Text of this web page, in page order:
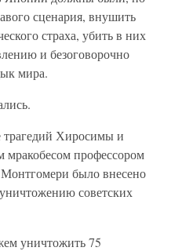
сценария, внушить
страха, убить в них
и безоговорочно
мира.
трагедий Хиросимы и
мракобесом профессором
Монтгомери было внесено
советских
уничтожить 75